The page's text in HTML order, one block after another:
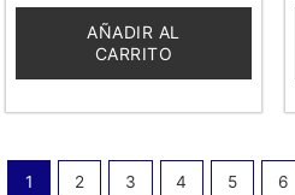
de
5
AÑADIR AL
CARRITO
1 2 3 4 5 6